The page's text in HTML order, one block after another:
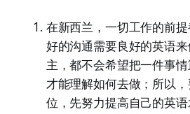
在新西兰，一切工作的前
好的沟通需要良好的英语
主，都不会希望把一件事
才能理解如何去做；所以
位，先努力提高自己的英